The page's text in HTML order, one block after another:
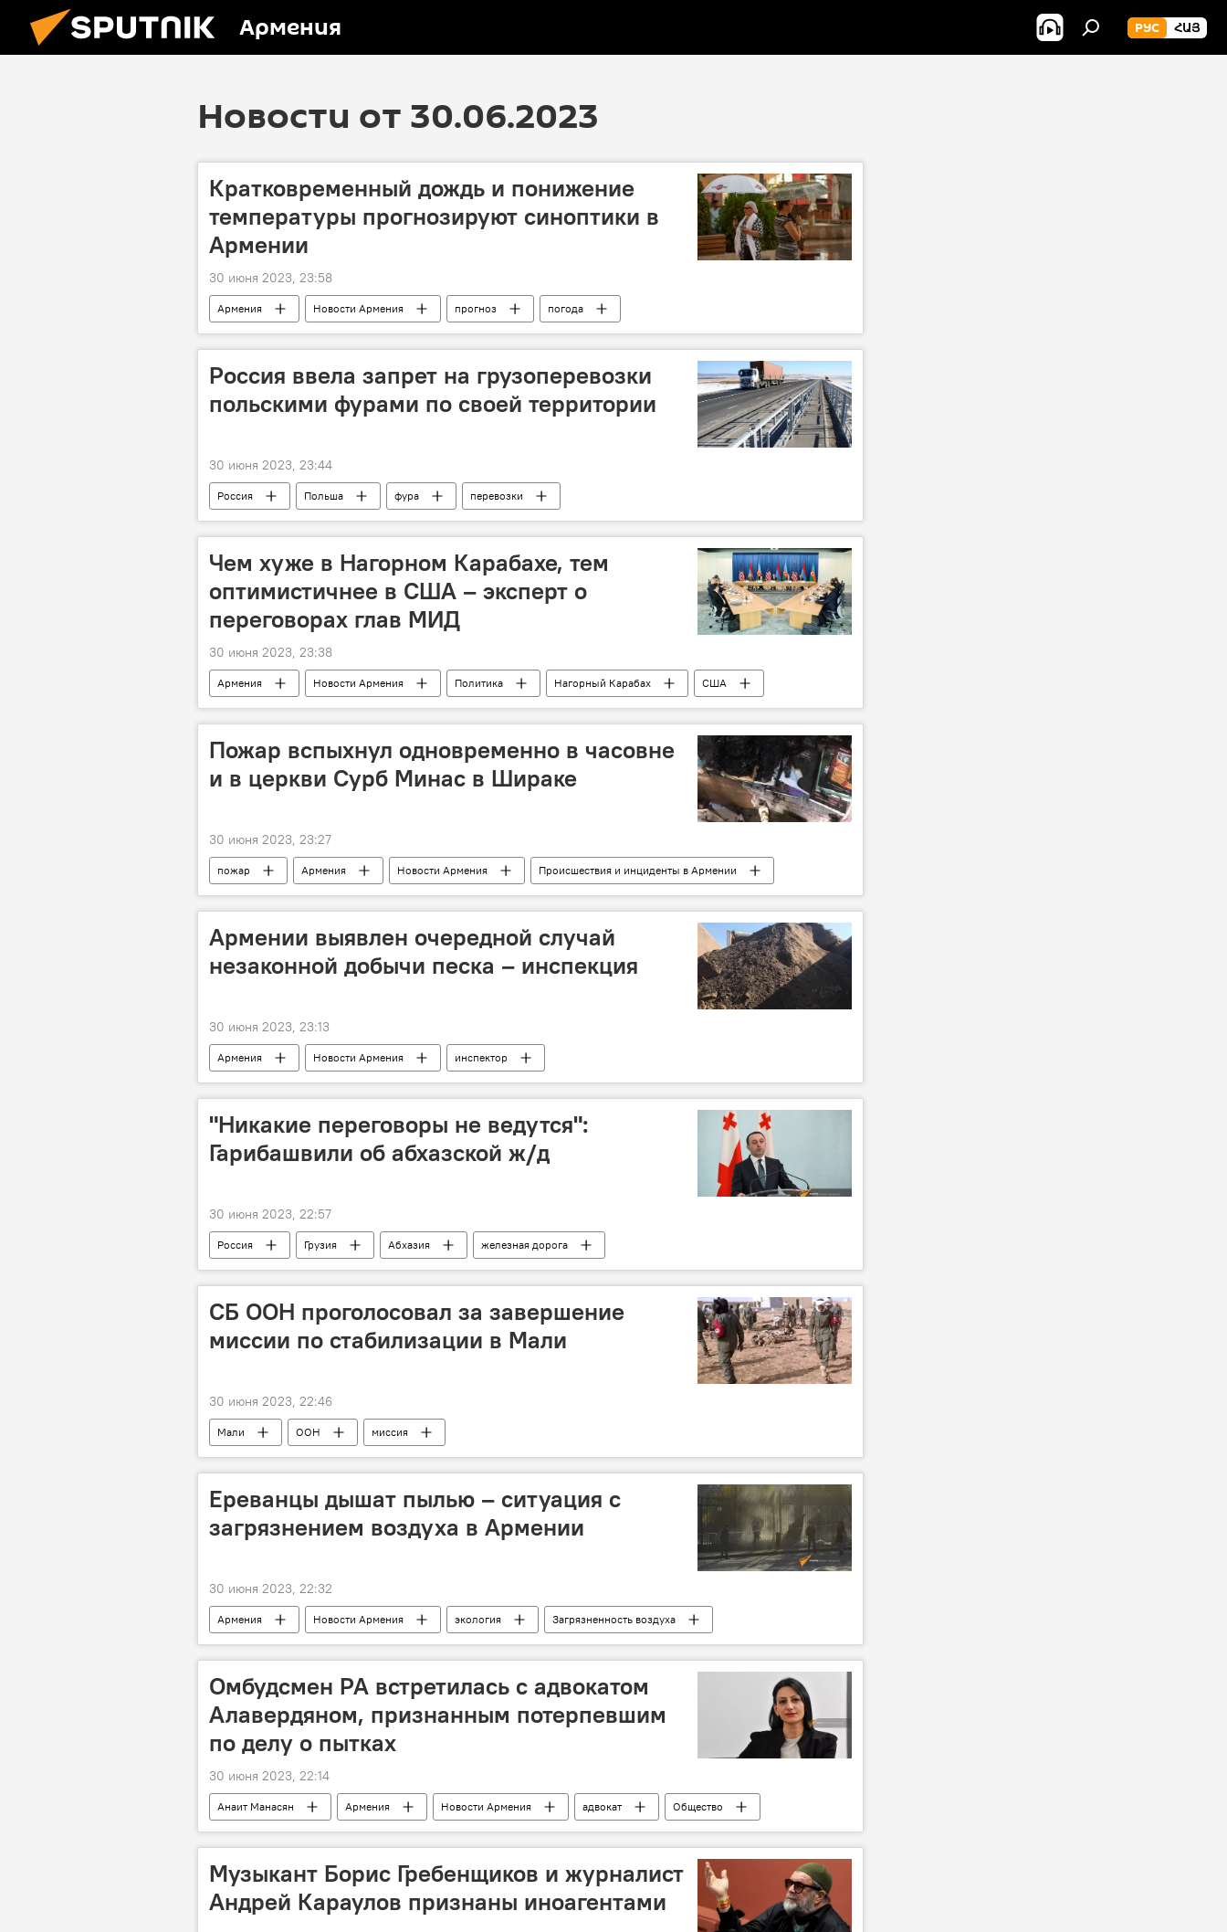
Армения РУС ՀԱՅ
Новости от 30.06.2023
Кратковременный дождь и понижение
температуры прогнозируют синоптики в
Армении
30 июня 2023, 23:58
Армения Новости Армения прогноз погода
Россия ввела запрет на грузоперевозки
польскими фурами по своей территории
30 июня 2023, 23:44
Россия Польша фура перевозки
Чем хуже в Нагорном Карабахе, тем
оптимистичнее в США – эксперт о
переговорах глав МИД
30 июня 2023, 23:38
Армения Новости Армения Политика Нагорный Карабах
США
переговоры
МИД эксперт
Пожар вспыхнул одновременно в часовне
и в церкви Сурб Минас в Шираке
30 июня 2023, 23:27
пожар Армения Новости Армения
Происшествия и инциденты в Армении
Ширак
Армении выявлен очередной случай
незаконной добычи песка – инспекция
30 июня 2023, 23:13
Армения Новости Армения инспектор
"Никакие переговоры не ведутся":
Гарибашвили об абхазской ж/д
30 июня 2023, 22:57
Россия Грузия Абхазия железная дорога
СБ ООН проголосовал за завершение
миссии по стабилизации в Мали
30 июня 2023, 22:46
Мали ООН миссия
Ереванцы дышат пылью – ситуация с
загрязнением воздуха в Армении
30 июня 2023, 22:32
Армения Новости Армения экология Загрязненность воздуха
Омбудсмен РА встретилась с адвокатом
Алавердяном, признанным потерпевшим
по делу о пытках
30 июня 2023, 22:14
Анаит Манасян Армения Новости Армения адвокат Общество
Музыкант Борис Гребенщиков и журналист
Андрей Караулов признаны иноагентами